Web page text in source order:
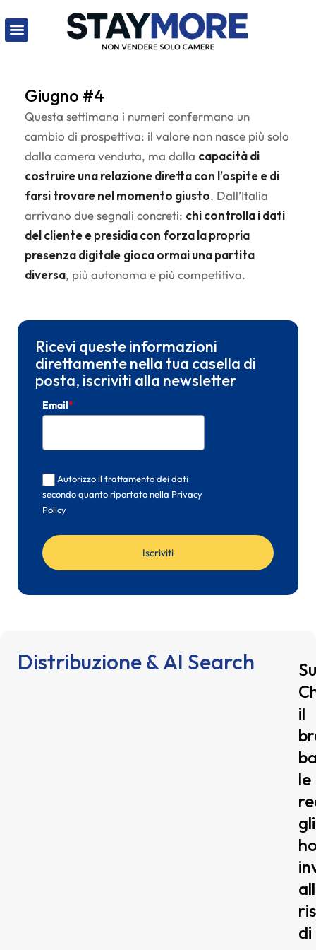
Giugno #4
Questa settimana i numeri confermano un
cambio di prospettiva: il valore non nasce più solo
dalla camera venduta, ma dalla capacità di
costruire una relazione diretta con l’ospite e di
farsi trovare nel momento giusto. Dall’Italia
arrivano due segnali concreti: chi controlla i dati
del cliente e presidia con forza la propria
presenza digitale gioca ormai una partita
diversa, più autonoma e più competitiva.
Ricevi queste informazioni
direttamente nella tua casella di
posta, iscriviti alla newsletter
Email*
Autorizzo il trattamento dei dati
secondo quanto riportato nella Privacy
Policy
Iscriviti
Distribuzione & AI Search
Su
il
le
gli
di